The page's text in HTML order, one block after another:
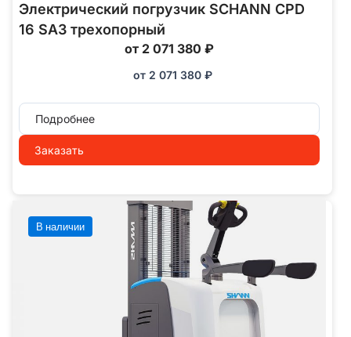
Электрический погрузчик SCHANN CPD
16 SA3 трехопорный
от 2 071 380 ₽
от 2 071 380 ₽
Подробнее
Заказать
В наличии